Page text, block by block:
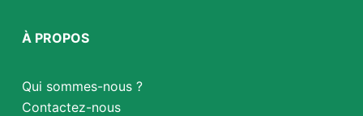
À PROPOS
Qui sommes-nous ?
Contactez-nous